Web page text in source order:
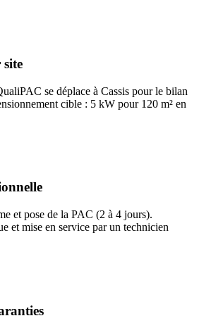
site
se déplace à Cassis pour le bilan
cible : 5 kW pour 120 m² en
et pose de la PAC (2 à 4 jours).
et mise en service par un technicien